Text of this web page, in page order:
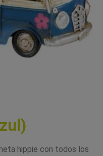
hippie con todos los